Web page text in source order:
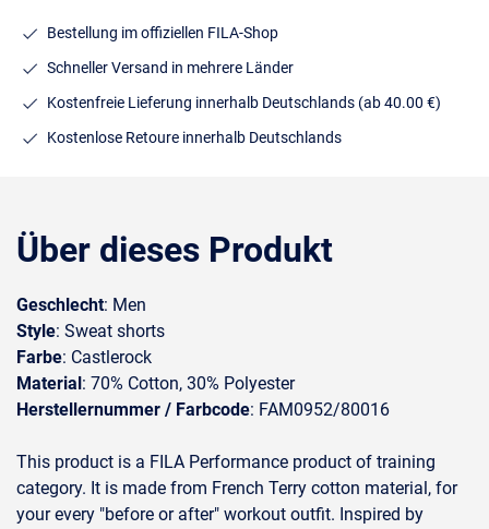
Bestellung im offiziellen FILA-Shop
Schneller Versand in mehrere Länder
Kostenfreie Lieferung innerhalb Deutschlands (ab 40.00 €)
Kostenlose Retoure innerhalb Deutschlands
Über dieses Produkt
Geschlecht: Men
Style: Sweat shorts
Farbe: Castlerock
Material: 70% Cotton, 30% Polyester
Herstellernummer / Farbcode: FAM0952/80016
This product is a FILA Performance product of training
category. It is made from French Terry cotton material, for
your every "before or after" workout outfit. Inspired by